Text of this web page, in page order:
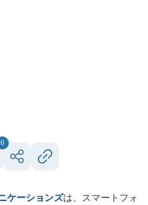
0
ケーションズは、スマートフォ